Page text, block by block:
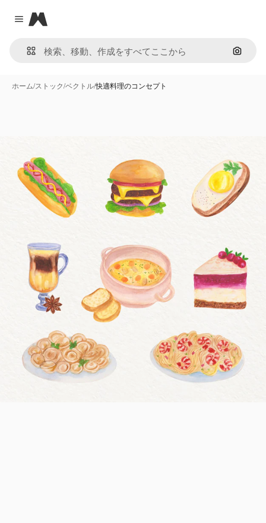
Close menu
Magnific
画像で
ホーム/ストック/ベクトル/快適料理のコンセプト